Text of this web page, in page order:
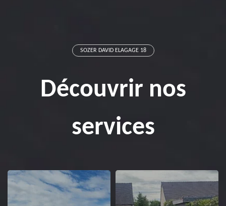
SOZER DAVID ELAGAGE 18
Découvrir nos
services